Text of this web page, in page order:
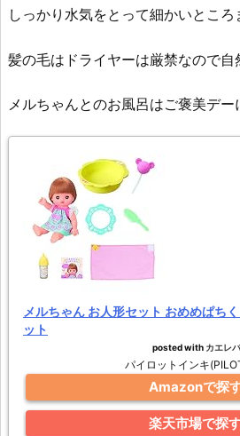
しっかり水気をとって細かいところ
髪の毛はドライヤーは厳禁なので自
メルちゃんとのお風呂はご褒美デー
メルちゃん お人形セット おめめぱち
ット
posted with カエレバ
パイロットインキ
Amazonで探
楽天市場で探